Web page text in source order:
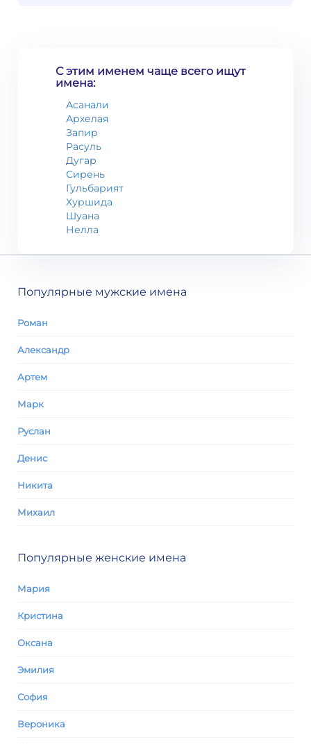
С этим именем чаще всего ищут
имена:
Асанали
Архелая
Запир
Расуль
Дугар
Сирень
Гульбарият
Хуршида
Шуана
Нелла
Популярные мужские имена
Роман
Александр
Артем
Марк
Руслан
Денис
Никита
Михаил
Популярные женские имена
Мария
Кристина
Оксана
Эмилия
София
Вероника